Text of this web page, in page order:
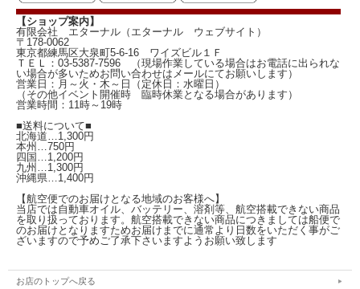
【ショップ案内】
有限会社 エターナル（エターナル ウェブサイト）
〒178-0062
東京都練馬区大泉町5-6-16 ワイズビル１Ｆ
ＴＥＬ：03-5387-7596 （現場作業している場合はお電話に出られな
い場合が多いためお問い合わせはメールにてお願いします）
営業日：月～火・木～日（定休日：水曜日）
（その他イベント開催時 臨時休業となる場合があります）
営業時間：11時～19時
■送料について■
北海道…1,300円
本州…750円
四国…1,200円
九州…1,300円
沖縄県…1,400円
【航空便でのお届けとなる地域のお客様へ】
当店では自動車オイル、バッテリー、溶剤等、航空搭載できない商品
を取り扱っております。航空搭載できない商品につきましては船便で
のお届けとなりますためお届けまでに通常より日数をいただく事がご
ざいますので予めご了承下さいますようお願い致します
お店のトップへ戻る